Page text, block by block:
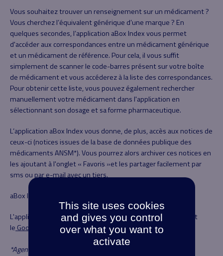
Vous souhaitez trouver un renseignement sur un médicament ?
Vous cherchez l’équivalent générique d’une marque ? En
quelques secondes, l’application aBox Index vous permet
d'accéder aux correspondances entre un médicament générique
et un médicament de référence. Pour cela, il vous suffit
simplement de scanner le code-barres présent sur votre boîte
de médicament et vous accéderez à la liste des correspondances.
Pour obtenir cette liste, vous pouvez également rechercher
manuellement votre médicament dans l'application en
sélectionnant son dosage et sa forme pharmaceutique.
L’application aBox Index vous donne, de plus, accès aux notices de
ceux-ci (notices issues de la base de données publique des
médicaments ANSM*). Vous pourrez alors archiver ces notices en
les ajoutant à l'onglet « Favoris »et les partager facilement par
sms ou par e-mail avec un tiers.
aBox Index, la base de médicaments à portée de tous !
L'application est disponible gratuitement surl'Apple Store
et
leGoogle Play Store, sur mobile et tablette
*Agence Nationale de la Sécurité des Médicaments
This site uses cookies
and gives you control
over what you want to
activate